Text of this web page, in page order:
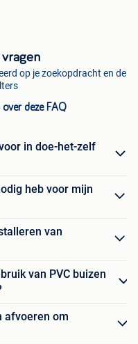
op je zoekopdracht en de
deze FAQ
in doe-het-zelf
heb voor mijn
van
van PVC buizen
afvoeren om